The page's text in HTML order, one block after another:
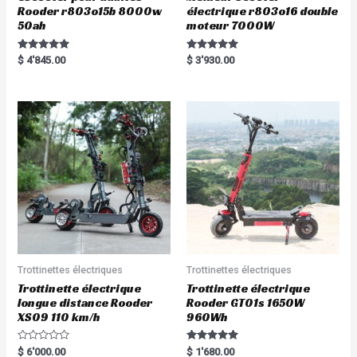
Rooder r803o15b 8000w
50ah
Rated
5.00
$ 4'845.00
électrique r803o16 double
moteur 7000W
Rated
5.00
$ 3'930.00
Trottinettes électriques
Trottinette électrique
longue distance Rooder
XS09 110 km/h
R
$ 6'000.00
Trottinettes électriques
Trottinette électrique
Rooder GT01s 1650W
960Wh
Rated
$ 1'680.00